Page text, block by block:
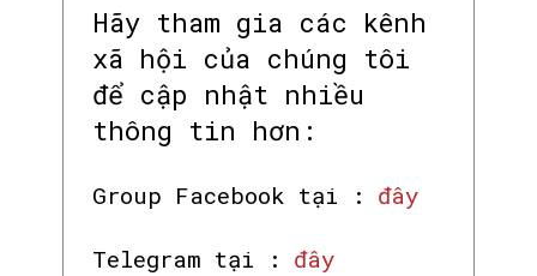
Hãy tham gia các kênh
xã hội của chúng tôi
để cập nhật nhiều
thông tin hơn:
Group Facebook tại : đây
Telegram tại : đây